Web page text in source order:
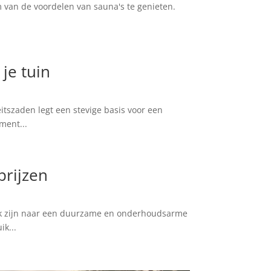
de voordelen van sauna's te genieten.
je tuin
legt een stevige basis voor een
naar een duurzame en onderhoudsarme